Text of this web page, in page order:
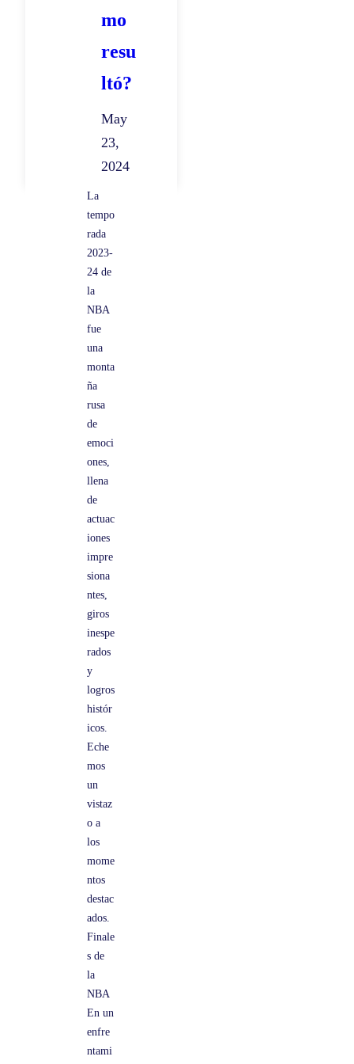
e
l
o
n
c
s
t
o
?
mo
resu
ltó?
May
23,
2024
La
tempo
rada
2023-
24 de
la
NBA
fue
una
monta
ña
rusa
de
emoci
ones,
llena
de
actuac
iones
impre
siona
ntes,
giros
inespe
rados
y
logros
histór
icos.
Eche
mos
un
vistaz
o a
los
mome
ntos
destac
ados.
Finale
s de
la
NBA
En un
enfre
ntami